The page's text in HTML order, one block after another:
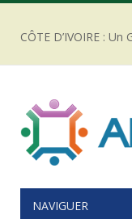
NAVIGUER